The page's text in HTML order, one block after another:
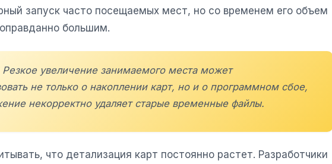
запуск часто посещаемых мест, но со временем его объем
большим.
увеличение занимаемого места может
не только о накоплении карт, но и о программном сбое,
некорректно удаляет старые временные файлы.
что детализация карт постоянно растет. Разработчики